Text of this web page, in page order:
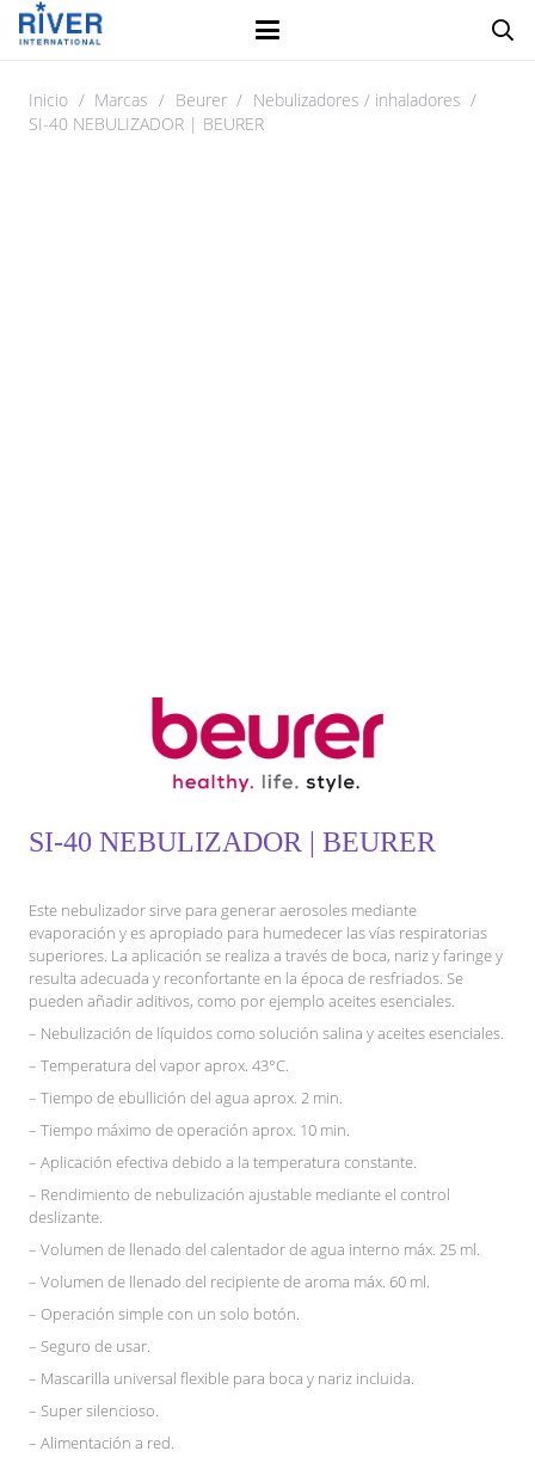
Inicio / Marcas / Beurer / Nebulizadores / inhaladores /
SI-40 NEBULIZADOR | BEURER
SI-40 NEBULIZADOR | BEURER
Este nebulizador sirve para generar aerosoles mediante
evaporación y es apropiado para humedecer las vías respiratorias
superiores. La aplicación se realiza a través de boca, nariz y faringe y
resulta adecuada y reconfortante en la época de resfriados. Se
pueden añadir aditivos, como por ejemplo aceites esenciales.
– Nebulización de líquidos como solución salina y aceites esenciales.
– Temperatura del vapor aprox. 43°C.
– Tiempo de ebullición del agua aprox. 2 min.
– Tiempo máximo de operación aprox. 10 min.
– Aplicación efectiva debido a la temperatura constante.
– Rendimiento de nebulización ajustable mediante el control
deslizante.
– Volumen de llenado del calentador de agua interno máx. 25 ml.
– Volumen de llenado del recipiente de aroma máx. 60 ml.
– Operación simple con un solo botón.
– Seguro de usar.
– Mascarilla universal flexible para boca y nariz incluida.
– Super silencioso.
– Alimentación a red.